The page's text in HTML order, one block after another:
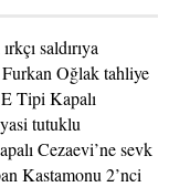
saldırıya
Furkan Oğlak tahliye
Tipi Kapalı
tutuklu
Cezaevi’ne sevk
Kastamonu 2’nci